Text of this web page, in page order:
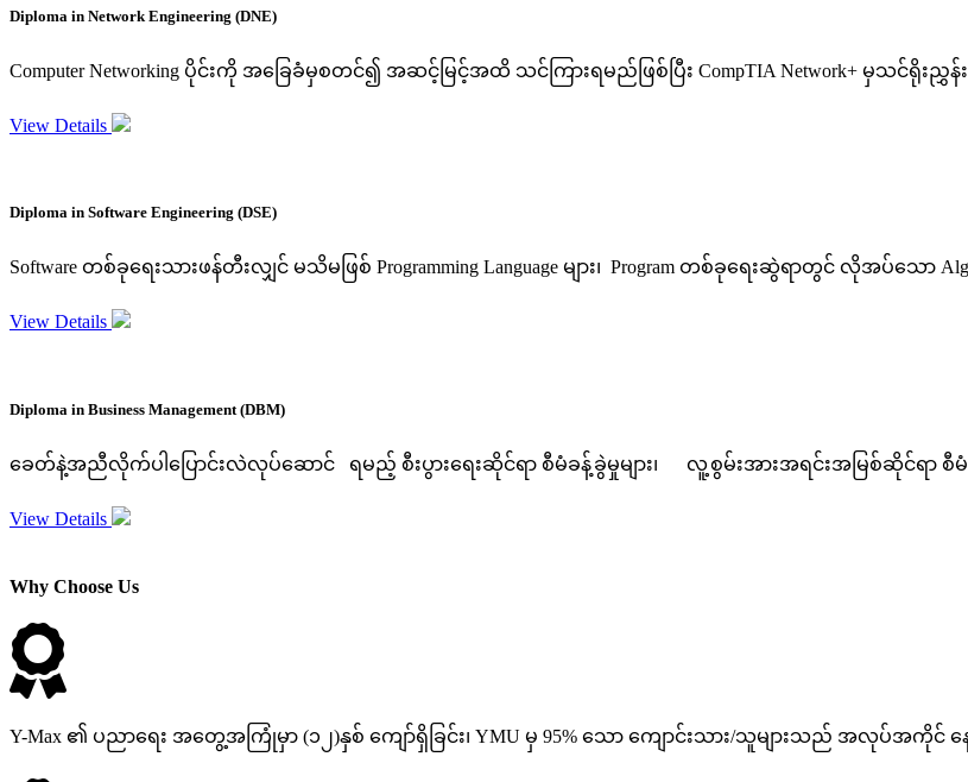
Diploma in Network Engineering (DNE)
Computer Networking ပိုင်းကို အခြေခံမှစတင်၍ အဆင့်မြင့်အထိ သင်ကြားရမည်ဖြစ်ပြီး CompTIA Network+ မှသင်ရိုးညွှန်းတ
View Details
Diploma in Software Engineering (DSE)
Software တစ်ခုရေးသားဖန်တီးလျှင် မသိမဖြစ် Programming Language များ၊ Program တစ်ခုရေးဆွဲရာတွင် လိုအပ်သော
View Details
Diploma in Business Management (DBM)
ခေတ်နဲ့အညီလိုက်ပါပြောင်းလဲလုပ်ဆောင် ရမည့် စီးပွားရေးဆိုင်ရာ စီမံခန့်ခွဲမှုများ၊ လူ့စွမ်းအားအရင်းအမြစ်ဆိုင်ရာ စီမံခန့်ခွဲ
View Details
Why Choose Us
Y-Max ၏ ပညာရေး အတွေ့အကြုံမှာ (၁၂)နှစ် ကျော်ရှိခြင်း၊ YMU မှ 95% သော ကျောင်းသား/သူများသည် အလုပ်အကိုင် နေရ